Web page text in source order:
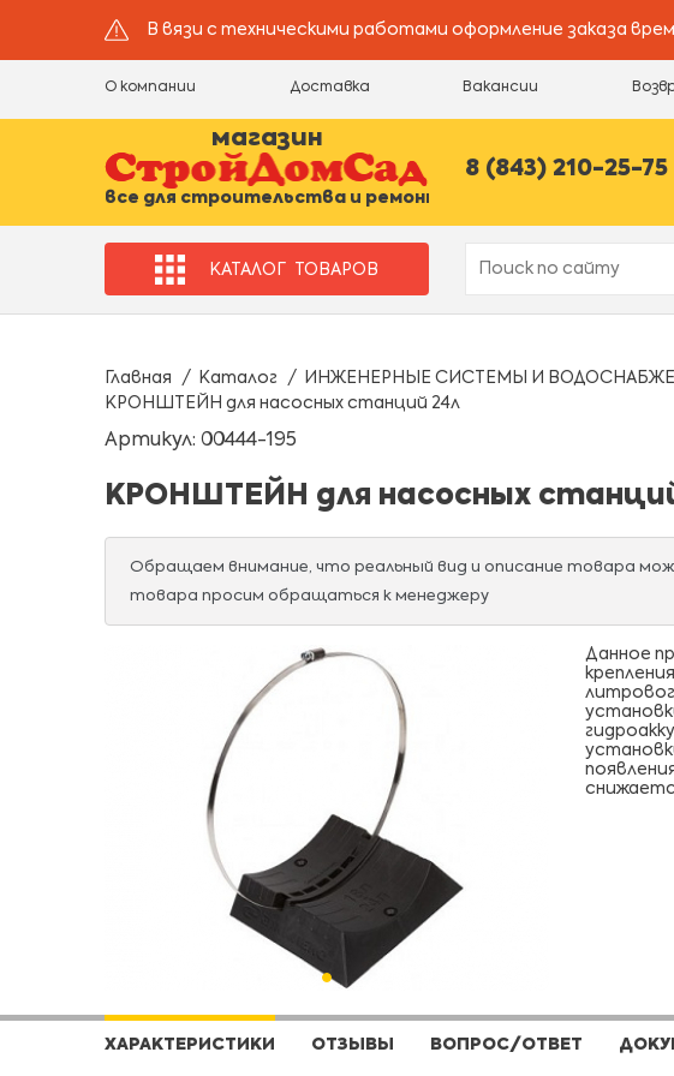
В вязи с техническими работами оформление заказа
О компании Доставка Вакансии
магазин
все для строительства и ремонта
8 (843) 210-25-75
КАТАЛОГ ТОВАРОВ
Главная Каталог ИНЖЕНЕРНЫЕ СИСТЕМЫ И
КРОНШТЕЙН для насосных станций 24л
Артикул: 00444-195
КРОНШТЕЙН для насосных
Обращаем внимание, что реальный вид и описание товара
товара просим обращаться к менеджеру
Данное
ХАРАКТЕРИСТИКИ ОТЗЫВЫ ВОПРОС/ОТВЕТ